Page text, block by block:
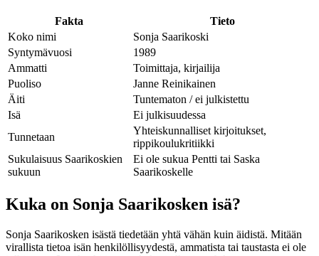
Fakta
Tieto
Koko nimi
Sonja Saarikoski
Syntymävuosi
1989
Ammatti
Toimittaja, kirjailija
Puoliso
Janne Reinikainen
Äiti
Tuntematon / ei julkistettu
Isä
Ei julkisuudessa
Tunnetaan
Yhteiskunnalliset kirjoitukset,
rippikoulukritiikki
Sukulaisuus Saarikoskien
sukuun
Ei ole sukua Pentti tai Saska
Saarikoskelle
Kuka on Sonja Saarikosken isä?
Sonja Saarikosken isästä tiedetään yhtä vähän kuin äidistä. Mitään
virallista tietoa isän henkilöllisyydestä, ammatista tai taustasta ei ole